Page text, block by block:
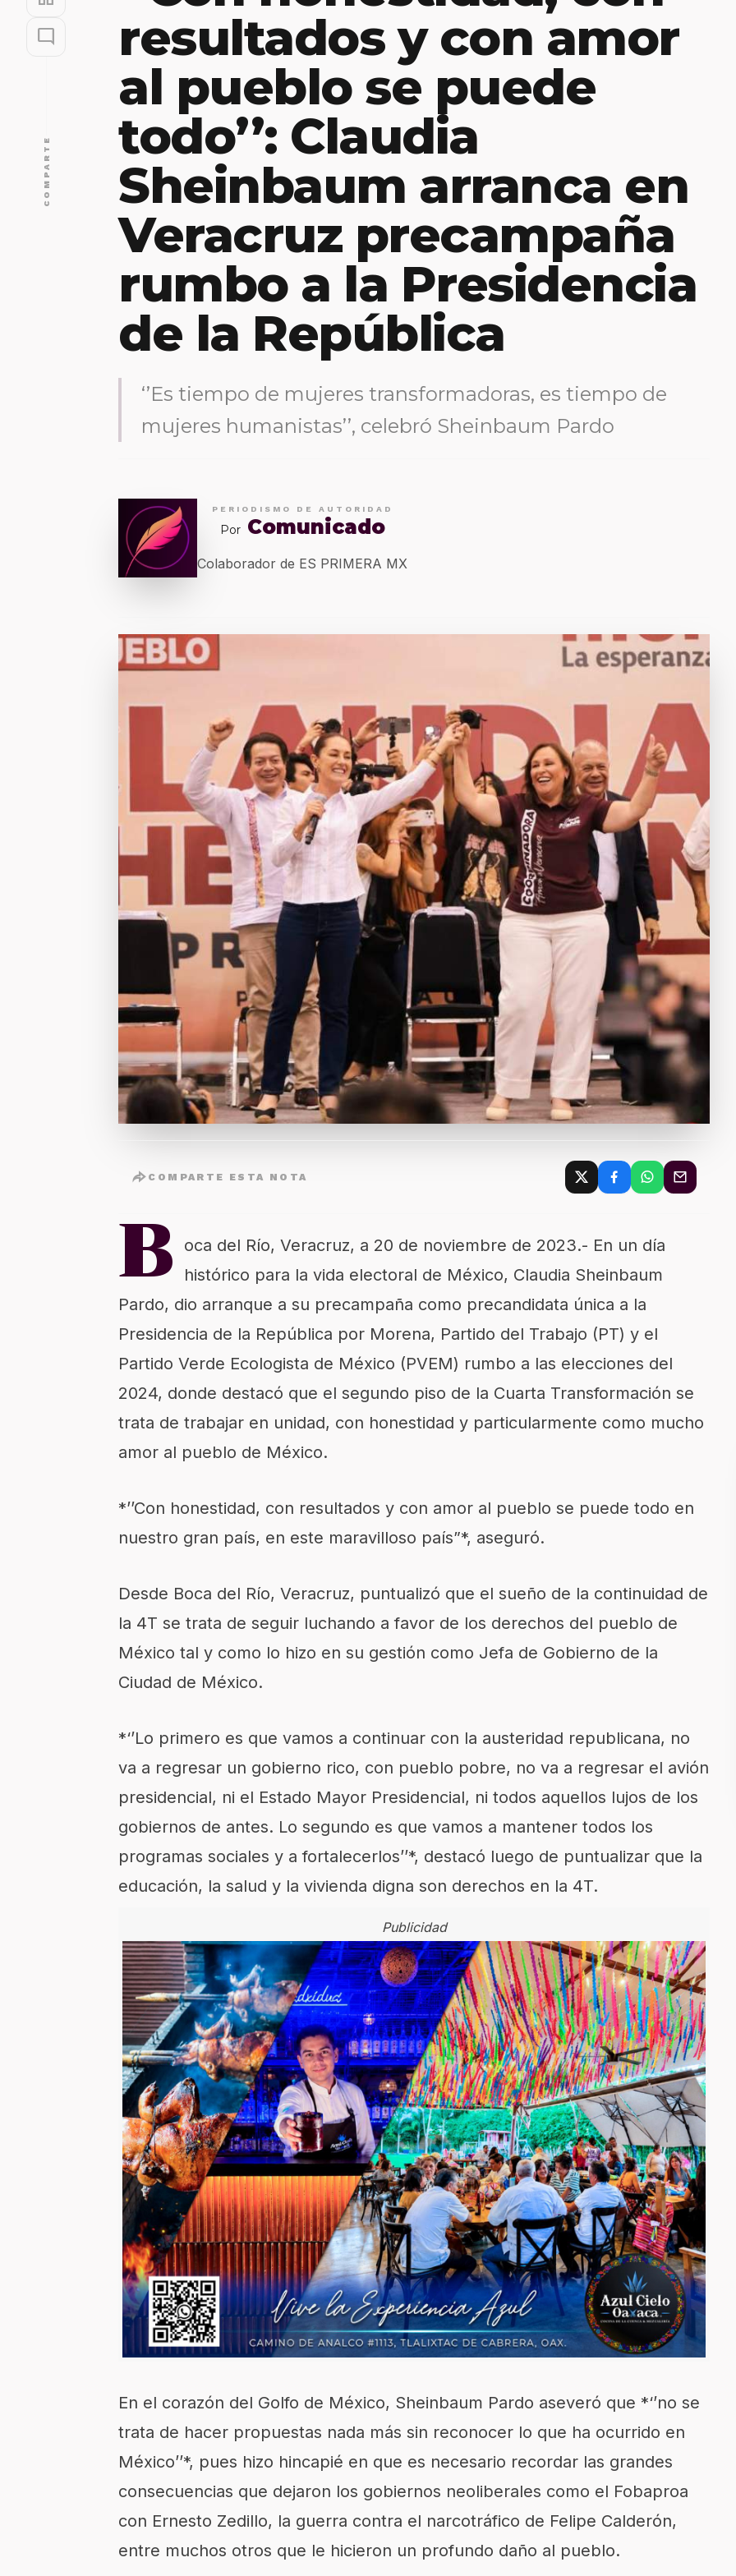
mode_comment
COMPARTE
resultados y con amor
al pueblo se puede
todo’’: Claudia
Sheinbaum arranca en
Veracruz precampaña
rumbo a la Presidencia
de la República
‘’Es tiempo de mujeres transformadoras, es tiempo de
mujeres humanistas’’, celebró Sheinbaum Pardo
PERIODISMO DE AUTORIDAD
Por Comunicado
Colaborador de ES PRIMERA MX
COMPARTE ESTA NOTA
B
oca del Río, Veracruz, a 20 de noviembre de 2023.- En un día
histórico para la vida electoral de México, Claudia Sheinbaum
Pardo, dio arranque a su precampaña como precandidata única a la
Presidencia de la República por Morena, Partido del Trabajo (PT) y el
Partido Verde Ecologista de México (PVEM) rumbo a las elecciones del
2024, donde destacó que el segundo piso de la Cuarta Transformación se
trata de trabajar en unidad, con honestidad y particularmente como mucho
amor al pueblo de México.
*’’Con honestidad, con resultados y con amor al pueblo se puede todo en
nuestro gran país, en este maravilloso país”*, aseguró.
Desde Boca del Río, Veracruz, puntualizó que el sueño de la continuidad de
la 4T se trata de seguir luchando a favor de los derechos del pueblo de
México tal y como lo hizo en su gestión como Jefa de Gobierno de la
Ciudad de México.
*‘’Lo primero es que vamos a continuar con la austeridad republicana, no
va a regresar un gobierno rico, con pueblo pobre, no va a regresar el avión
presidencial, ni el Estado Mayor Presidencial, ni todos aquellos lujos de los
gobiernos de antes. Lo segundo es que vamos a mantener todos los
programas sociales y a fortalecerlos’’*, destacó luego de puntualizar que la
educación, la salud y la vivienda digna son derechos en la 4T.
Publicidad
En el corazón del Golfo de México, Sheinbaum Pardo aseveró que *‘’no se
trata de hacer propuestas nada más sin reconocer lo que ha ocurrido en
México’’*, pues hizo hincapié en que es necesario recordar las grandes
consecuencias que dejaron los gobiernos neoliberales como el Fobaproa
con Ernesto Zedillo, la guerra contra el narcotráfico de Felipe Calderón,
entre muchos otros que le hicieron un profundo daño al pueblo.